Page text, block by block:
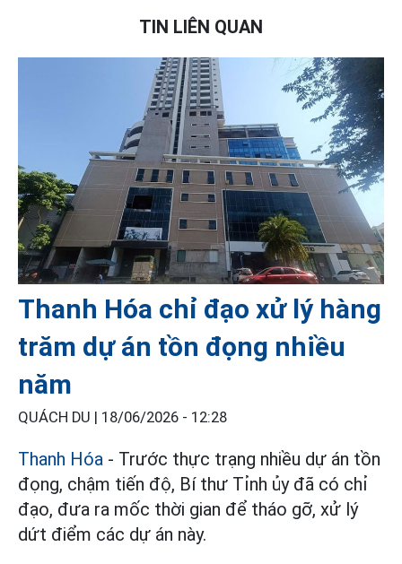
TIN LIÊN QUAN
Thanh Hóa chỉ đạo xử lý hàng
trăm dự án tồn đọng nhiều
năm
QUÁCH DU | 18/06/2026 - 12:28
Thanh Hóa - Trước thực trạng nhiều dự án tồn
đọng, chậm tiến độ, Bí thư Tỉnh ủy đã có chỉ
đạo, đưa ra mốc thời gian để tháo gỡ, xử lý
dứt điểm các dự án này.